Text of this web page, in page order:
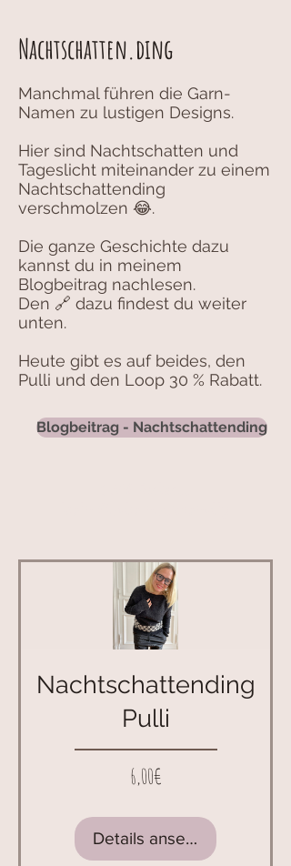
Nachtschatten.ding
Manchmal führen die Garn-
Namen zu lustigen Designs.
Hier sind Nachtschatten und
Tageslicht miteinander zu einem
Nachtschattending
verschmolzen 😂.
Die ganze Geschichte dazu
kannst du in meinem
Blogbeitrag nachlesen.
Den 🔗 dazu findest du weiter
unten.
Heute gibt es auf beides, den
Pulli und den Loop 30 % Rabatt.
Blogbeitrag - Nachtschattending
Nachtschattending
Pulli
6,00€Preis
Details ansehen